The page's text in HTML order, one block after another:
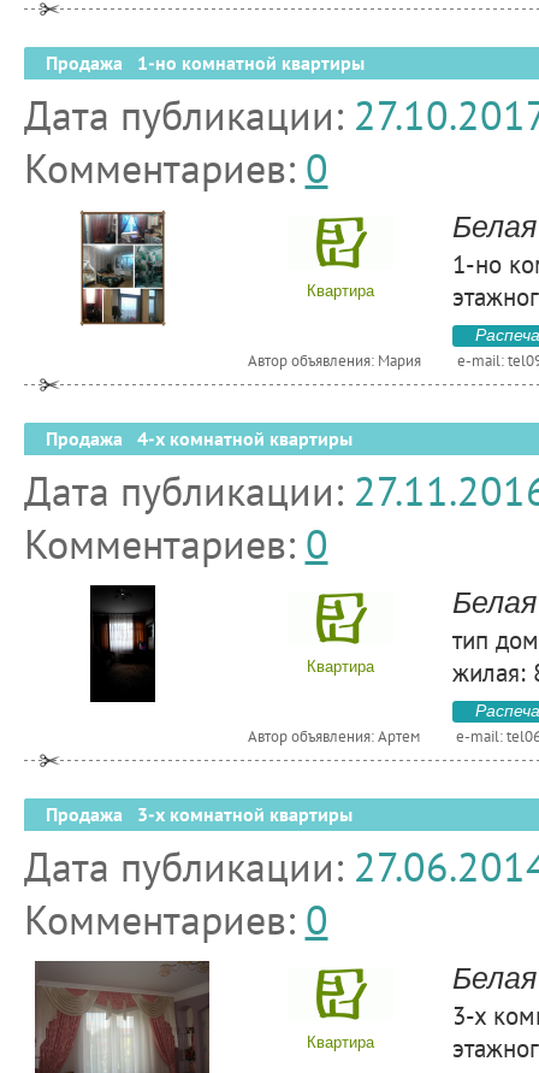
Продажа 1-но комнатной квартиры
Дата публикации:
Комментариев: 0
Квартира
1-но
Автор объявления: Мария e-mail:
Продажа 4-х комнатной квартиры
Дата публикации:
Комментариев: 0
Квартира
тип
жилая:
Автор объявления: Артем e-mail:
Продажа 3-х комнатной квартиры
Дата публикации:
Комментариев: 0
Квартира
3-х